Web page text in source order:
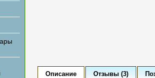
Описание Отзывы (3)